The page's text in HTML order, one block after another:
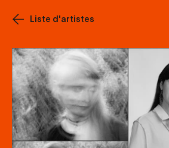
Liste d'artistes